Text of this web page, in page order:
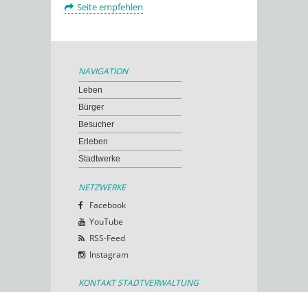
Seite empfehlen
NAVIGATION
Leben
Bürger
Besucher
Erleben
Stadtwerke
NETZWERKE
Facebook
YouTube
RSS-Feed
Instagram
KONTAKT STADTVERWALTUNG